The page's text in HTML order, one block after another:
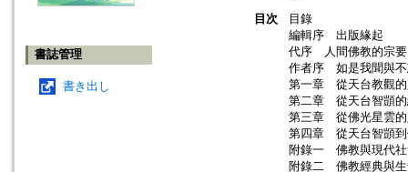
書誌管理
書き出し
目次
目錄
編輯序 出版緣起
代序 人間佛教的宗
作者序 如是我聞與
第一章 從天台教觀的
第二章 從天台智顗的
第三章 從佛光星雲的
第四章 從天台智顗到
附錄一 佛教與現代社
附錄二 佛教經典與生